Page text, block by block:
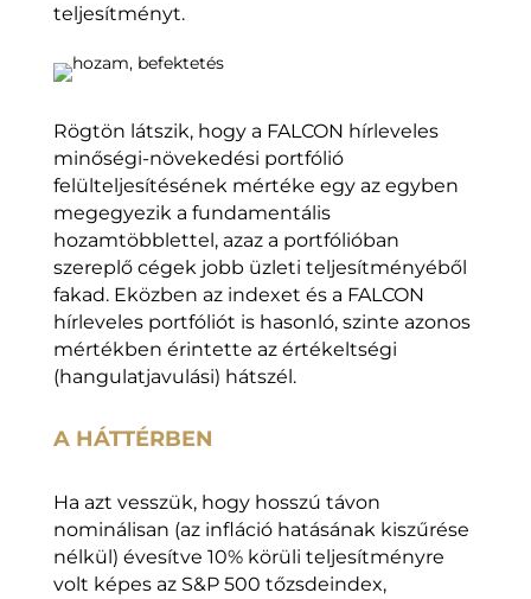
teljesítményt.
Rögtön látszik, hogy a FALCON hírleveles
minőségi-növekedési portfólió
felülteljesítésének mértéke egy az egyben
megegyezik a fundamentális
hozamtöbblettel, azaz a portfólióban
szereplő cégek jobb üzleti teljesítményéből
fakad. Eközben az indexet és a FALCON
hírleveles portfóliót is hasonló, szinte azonos
mértékben érintette az értékeltségi
(hangulatjavulási) hátszél.
A HÁTTÉRBEN
Ha azt vesszük, hogy hosszú távon
nominálisan (az infláció hatásának kiszűrése
nélkül) évesítve 10% körüli teljesítményre
volt képes az S&P 500 tőzsdeindex,